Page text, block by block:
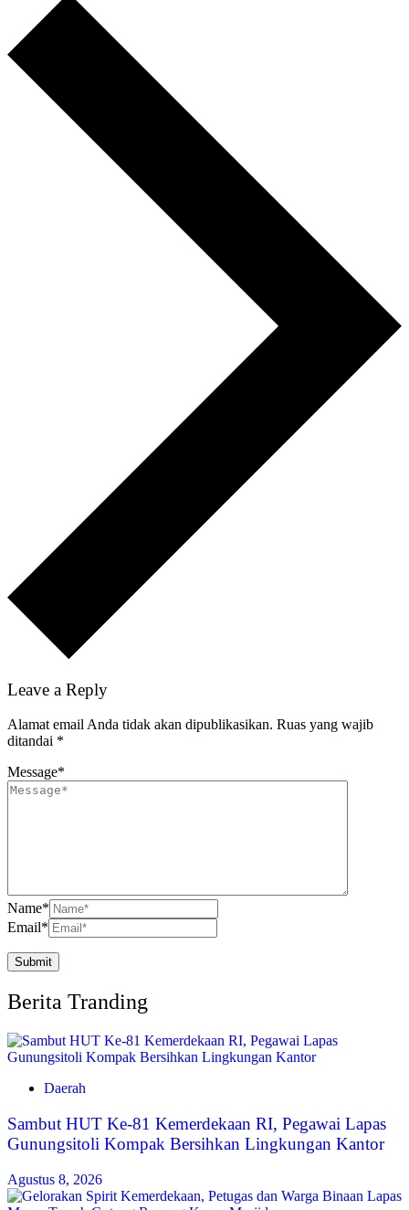
Leave a Reply
Alamat email Anda tidak akan dipublikasikan. Ruas yang wajib
ditandai *
Message*
Name*
Email*
Berita Tranding
Daerah
Sambut HUT Ke-81 Kemerdekaan RI, Pegawai Lapas
Gunungsitoli Kompak Bersihkan Lingkungan Kantor
Agustus 8, 2026